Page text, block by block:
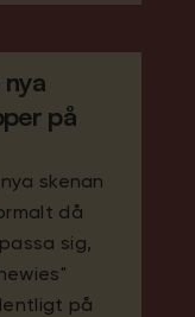
på
skenan
då
sig,
på